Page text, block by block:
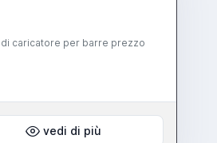
vedi di più